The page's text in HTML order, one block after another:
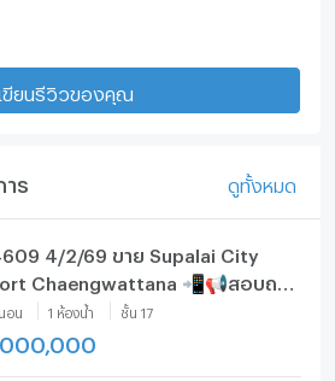
ขียนรีวิวของคุณ
าร ดูทั้งหมด
4/2/69 ขาย Supalai City
Chaengwattana 📲📢สอบถาม
@condoboy
อน 1 ห้องน้ำ ชั้น 17